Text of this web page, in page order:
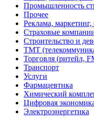
Промышленность
Прочее
Реклама,
Страховые
Строительство и
ТМТ
Торговля (ритейл,
Транспорт
Услуги
Фармацевтика
Химический
Цифровая
Электроэнергетика